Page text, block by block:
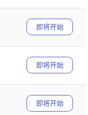
即将开始
即将开始
即将开始